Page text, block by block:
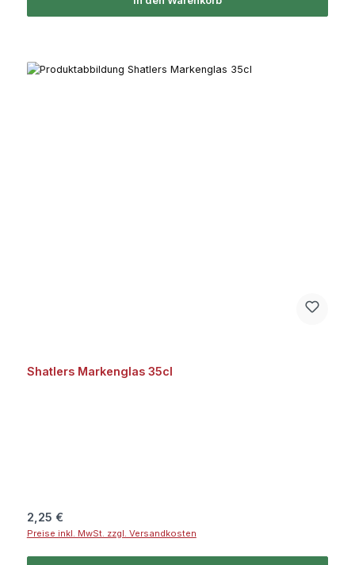
Shatlers Markenglas 35cl
Regulärer Preis:
2,25 €
Preise inkl. MwSt. zzgl. Versandkosten